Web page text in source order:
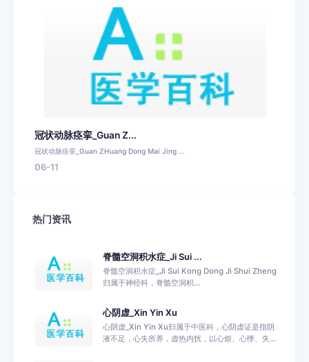
冠状动脉痉挛_Guan Z...
冠状动脉痉挛_Guan ZHuang Dong Mai Jing ...
06-11
热门资讯
脊髓空洞积水症_Ji Sui ...
脊髓空洞积水症_Ji Sui Kong Dong Ji Shui Zheng
归属于神经科，脊髓空洞积...
心阴虚_Xin Yin Xu
心阴虚_Xin Yin Xu归属于中医科，心阴虚证是指阴
液不足，心失所养，虚热内扰，以心烦、心悸、失...